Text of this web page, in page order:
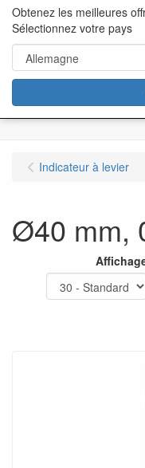
content="18/11/2025″/>
Indicateur à levier
Ø40 mm,
Obtenez les meilleures
Sélectionnez votre pays